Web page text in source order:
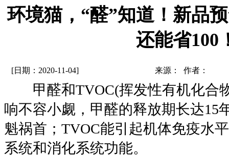
环境猫，“醛”知道！新品
还能省100
[日期：2020-11-04] 来源： 作者：
甲醛和TVOC(挥发性有机化合
响不容小觑，甲醛的释放期长达15
魁祸首；TVOC能引起机体免疫水
系统和消化系统功能。